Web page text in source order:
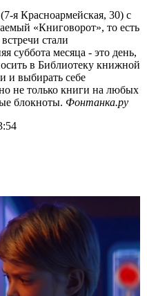
я Красноармейская, 30) с
«Книговорот», то есть
стали
суббота месяца - это день,
в Библиотеку книжной
и выбирать себе
не только книги на любых
блокноты. Фонтанка.ру